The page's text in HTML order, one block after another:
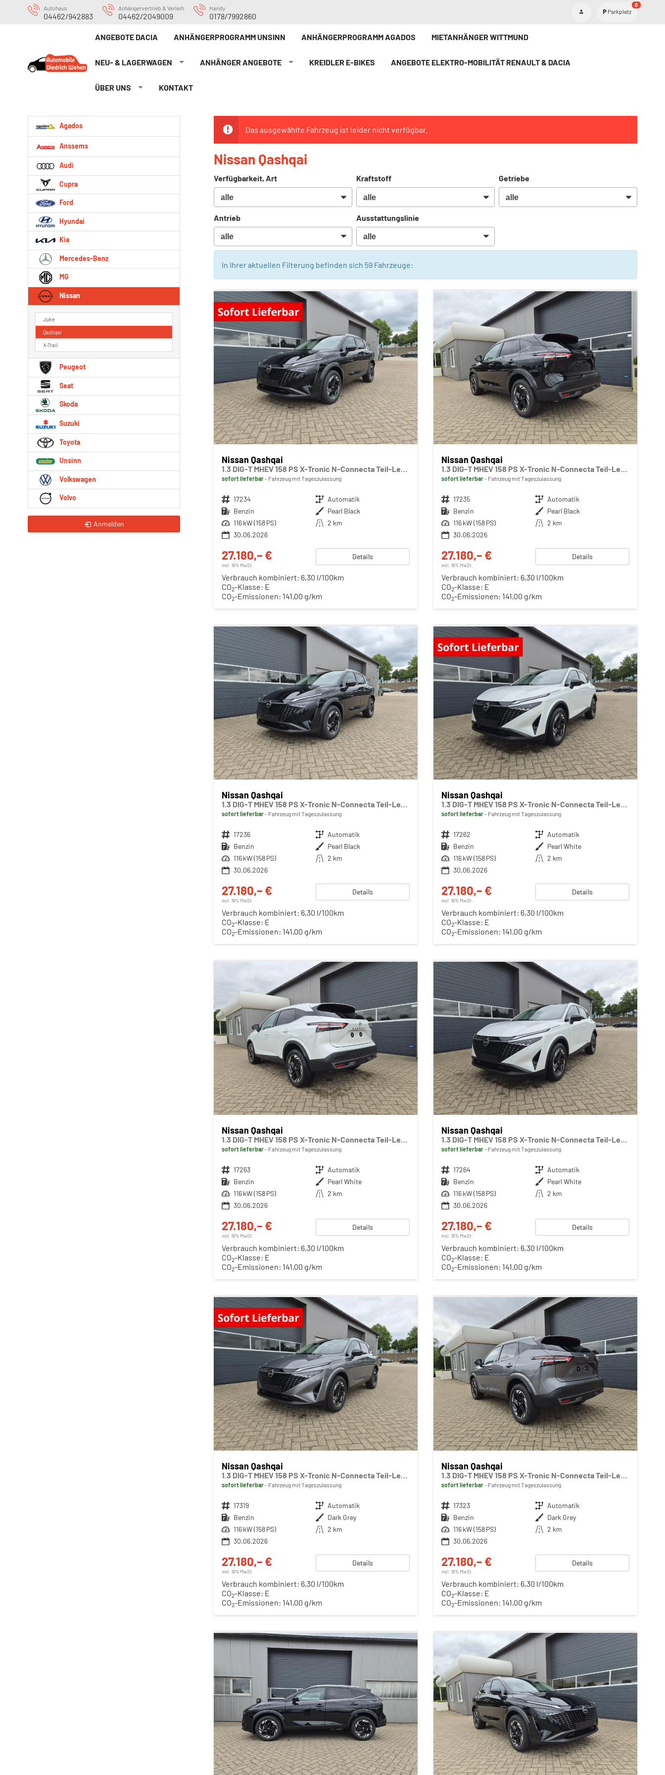
Autohaus
04462/942883
Anhängervertrieb & Verleih
04462/2049009
Handy
0178/7992860
Parkplatz
0
ANGEBOTE DACIA ANHÄNGERPROGRAMM UNSINN ANHÄNGERPROGRAMM AGADOS MIETANHÄNGER WITTMUND
NEU- & LAGERWAGEN ANHÄNGER ANGEBOTE KREIDLER E-BIKE`S ANGEBOTE ELEKTRO-MOBILITÄT RENAULT & DACIA
ÜBER UNS KONTAKT
Das ausgewählte Fahrzeug ist leider nicht verfügbar.
Nissan Qashqai
Verfügbarkeit, Art Kraftstoff Getriebe
Antrieb Ausstattungslinie
In Ihrer aktuellen Filterung befinden sich 59Fahrzeuge:
Nissan Qashqai
1.3 DIG-T MHEV 158 PS X-Tronic N-Connecta Teil-Leder PanoGlasdach Klimaautomatik Sitzheizung Lenkradheizung Navi ACC PDC v+h 360°Kamera DAB Bluetooth Touchscreen Apple CarPlay Android Auto 18"LM
sofort lieferbar Fahrzeug mit Tageszulassung
Fahrzeugnr. 17234 Getriebe Automatik
Kraftstoff Benzin Außenfarbe Pearl Black
Leistung 116 kW (158 PS) Kilometerstand 2 km
30.06.2026
27.180,– €
incl. 19% MwSt.
Details
Verbrauch kombiniert: 6,30 l/100km
CO2-Klasse: E
CO2-Emissionen: 141,00 g/km
Nissan Qashqai
1.3 DIG-T MHEV 158 PS X-Tronic N-Connecta Teil-Leder PanoGlasdach Klimaautomatik Sitzheizung Lenkradheizung Navi ACC PDC v+h 360°Kamera DAB Bluetooth Touchscreen Apple CarPlay Android Auto 18"LM
sofort lieferbar Fahrzeug mit Tageszulassung
Fahrzeugnr. 17235 Getriebe Automatik
Kraftstoff Benzin Außenfarbe Pearl Black
Leistung 116 kW (158 PS) Kilometerstand 2 km
30.06.2026
27.180,– €
incl. 19% MwSt.
Details
Verbrauch kombiniert: 6,30 l/100km
CO2-Klasse: E
CO2-Emissionen: 141,00 g/km
Nissan Qashqai
1.3 DIG-T MHEV 158 PS X-Tronic N-Connecta Teil-Leder PanoGlasdach Klimaautomatik Sitzheizung Lenkradheizung Navi ACC PDC v+h 360°Kamera DAB Bluetooth Touchscreen Apple CarPlay Android Auto 18"LM
sofort lieferbar Fahrzeug mit Tageszulassung
Fahrzeugnr. 17236 Getriebe Automatik
Kraftstoff Benzin Außenfarbe Pearl Black
Leistung 116 kW (158 PS) Kilometerstand 2 km
30.06.2026
27.180,– €
incl. 19% MwSt.
Details
Verbrauch kombiniert: 6,30 l/100km
CO2-Klasse: E
CO2-Emissionen: 141,00 g/km
Nissan Qashqai
1.3 DIG-T MHEV 158 PS X-Tronic N-Connecta Teil-Leder PanoGlasdach Klimaautomatik Sitzheizung Lenkradheizung Navi ACC PDC v+h 360°Kamera DAB Bluetooth Touchscreen Apple CarPlay Android Auto 18"LM
sofort lieferbar Fahrzeug mit Tageszulassung
Fahrzeugnr. 17262 Getriebe Automatik
Kraftstoff Benzin Außenfarbe Pearl White
Leistung 116 kW (158 PS) Kilometerstand 2 km
30.06.2026
27.180,– €
incl. 19% MwSt.
Details
Verbrauch kombiniert: 6,30 l/100km
CO2-Klasse: E
CO2-Emissionen: 141,00 g/km
Nissan Qashqai
1.3 DIG-T MHEV 158 PS X-Tronic N-Connecta Teil-Leder PanoGlasdach Klimaautomatik Sitzheizung Lenkradheizung Navi ACC PDC v+h 360°Kamera DAB Bluetooth Touchscreen Apple CarPlay Android Auto 18"LM
sofort lieferbar Fahrzeug mit Tageszulassung
Fahrzeugnr. 17263 Getriebe Automatik
Kraftstoff Benzin Außenfarbe Pearl White
Leistung 116 kW (158 PS) Kilometerstand 2 km
30.06.2026
27.180,– €
incl. 19% MwSt.
Details
Verbrauch kombiniert: 6,30 l/100km
CO2-Klasse: E
CO2-Emissionen: 141,00 g/km
Nissan Qashqai
1.3 DIG-T MHEV 158 PS X-Tronic N-Connecta Teil-Leder PanoGlasdach Klimaautomatik Sitzheizung Lenkradheizung Navi ACC PDC v+h 360°Kamera DAB Bluetooth Touchscreen Apple CarPlay Android Auto 18"LM
sofort lieferbar Fahrzeug mit Tageszulassung
Fahrzeugnr. 17264 Getriebe Automatik
Kraftstoff Benzin Außenfarbe Pearl White
Leistung 116 kW (158 PS) Kilometerstand 2 km
30.06.2026
27.180,– €
incl. 19% MwSt.
Details
Verbrauch kombiniert: 6,30 l/100km
CO2-Klasse: E
CO2-Emissionen: 141,00 g/km
Nissan Qashqai
sofort lieferbar Fahrzeug mit Tageszulassung
Fahrzeugnr. 17319 Getriebe Automatik
Kraftstoff Benzin Außenfarbe Dark Grey
Leistung 116 kW (158 PS) Kilometerstand 2 km
30.06.2026
27.180,– €
incl. 19% MwSt.
Details
Verbrauch kombiniert: 6,30 l/100km
CO2-Klasse: E
CO2-Emissionen: 141,00 g/km
Nissan Qashqai
sofort lieferbar Fahrzeug mit Tageszulassung
Fahrzeugnr. 17323 Getriebe Automatik
Kraftstoff Benzin Außenfarbe Dark Grey
Leistung 116 kW (158 PS) Kilometerstand 2 km
30.06.2026
27.180,– €
incl. 19% MwSt.
Details
Verbrauch kombiniert: 6,30 l/100km
CO2-Klasse: E
CO2-Emissionen: 141,00 g/km
Agados
Anssems
Audi
Cupra
Ford
Hyundai
Kia
Mercedes-Benz
MG
Nissan
Juke
Qashqai
X-Trail
Peugeot
Seat
Skoda
Suzuki
Toyota
Unsinn
Volkswagen
Volvo
Anmelden